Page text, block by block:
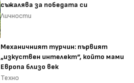
съжалява за победата си
Личности
Механичният турчин: първият
„изкуствен интелект“, който мами
Европа близо век
Техно